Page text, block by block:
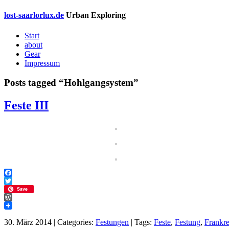
lost-saarlorlux.de Urban Exploring
Start
about
Gear
Impressum
Posts tagged “Hohlgangsystem”
Feste III
Facebook
Twitter
Save
WordPress
30. März 2014 | Categories: Festungen | Tags: Feste, Festung,